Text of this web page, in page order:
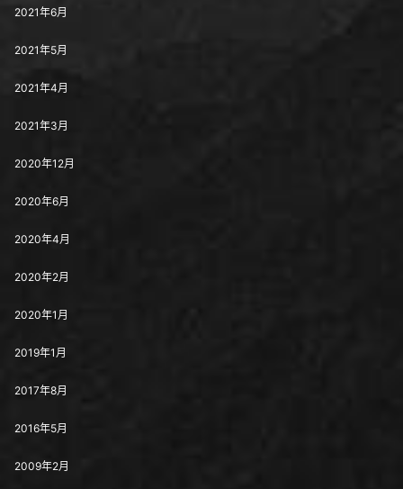
2021年6月
2021年5月
2021年4月
2021年3月
2020年12月
2020年6月
2020年4月
2020年2月
2020年1月
2019年1月
2017年8月
2016年5月
2009年2月